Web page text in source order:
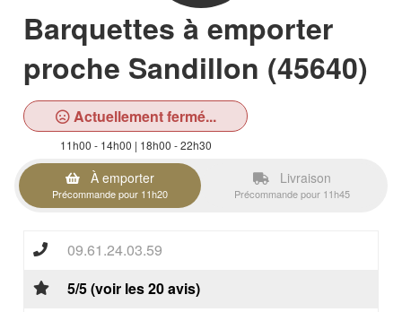
Barquettes à emporter
proche Sandillon (45640)
Actuellement fermé...
11h00 - 14h00 | 18h00 - 22h30
À emporter
Précommande pour 11h20
Livraison
Précommande pour 11h45
09.61.24.03.59
5/5 (voir les 20 avis)